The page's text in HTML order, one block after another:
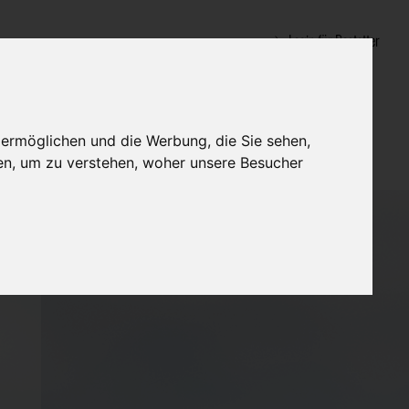
und die Werbung, die Sie sehen,
um zu verstehen, woher unsere Besucher
Login für Bestatter